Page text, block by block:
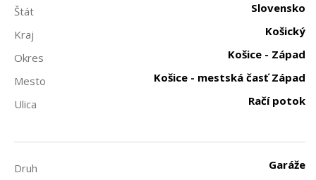
Štát
Slovensko
Kraj
Košický
Okres
Košice - Západ
Mesto
Košice - mestská časť Západ
Ulica
Račí potok
Druh
Garáže